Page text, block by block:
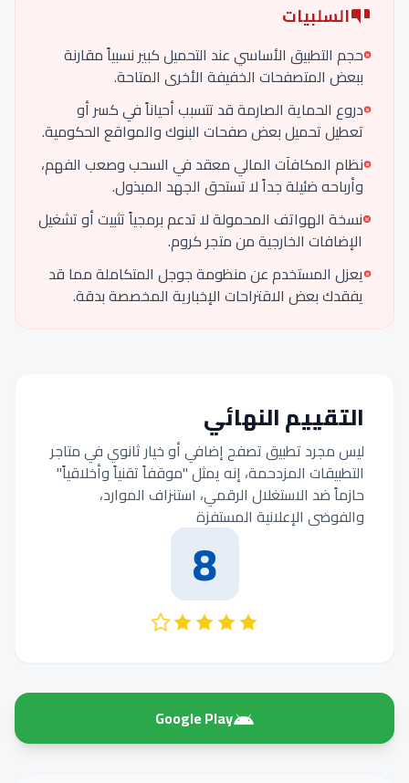
السلبيات
حجم التطبيق الأساسي عند التحميل كبير نسبياً مقارنة
ببعض المتصفحات الخفيفة الأخرى المتاحة.
دروع الحماية الصارمة قد تتسبب أحياناً في كسر أو
تعطيل تحميل بعض صفحات البنوك والمواقع الحكومية.
نظام المكافآت المالي معقد في السحب وصعب الفهم،
وأرباحه ضئيلة جداً لا تستحق الجهد المبذول.
نسخة الهواتف المحمولة لا تدعم برمجياً تثبيت أو تشغيل
الإضافات الخارجية من متجر كروم.
يعزل المستخدم عن منظومة جوجل المتكاملة مما قد
يفقدك بعض الاقتراحات الإخبارية المخصصة بدقة.
التقييم النهائي
ليس مجرد تطبيق تصفح إضافي أو خيار ثانوي في متاجر
التطبيقات المزدحمة، إنه يمثل "موقفاً تقنياً وأخلاقياً"
حازماً ضد الاستغلال الرقمي، استنزاف الموارد،
والفوضى الإعلانية المستفزة
8
Google Play